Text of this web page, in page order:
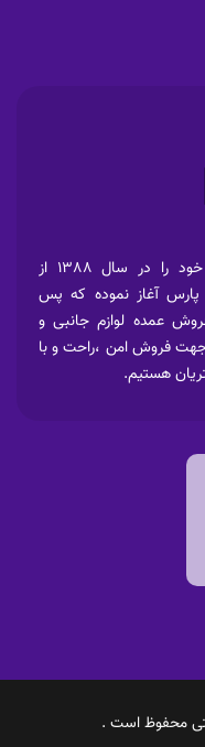
فروشگاه اینترنتی رستل ابتداء فعالیت خود را در سال 1388 از
پارس آغاز نموده که پس
عمده لوازم جانبی و
و در تلاش جهت فروش امن ،راحت و با
هستیم.
محفوظ است .